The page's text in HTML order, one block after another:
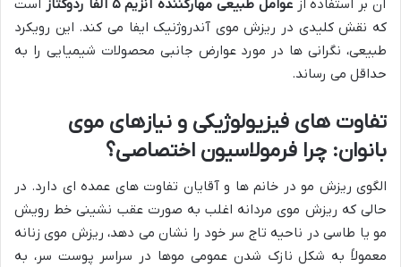
آن بر استفاده ازعوامل طبیعی مهارکننده آنزیم ۵ آلفا ردوکتاز
است
که نقش کلیدی در ریزش موی آندروژنیک ایفا می کند. این رویکرد
طبیعی، نگرانی ها در مورد عوارض جانبی محصولات شیمیایی را به
حداقل می رساند.
تفاوت های فیزیولوژیکی و نیازهای موی
بانوان: چرا فرمولاسیون اختصاصی؟
الگوی ریزش مو در خانم ها و آقایان تفاوت های عمده ای دارد. در
حالی که ریزش موی مردانه اغلب به صورت عقب نشینی خط رویش
مو یا طاسی در ناحیه تاج سر خود را نشان می دهد، ریزش موی زنانه
معمولاً به شکل نازک شدن عمومی موها در سراسر پوست سر، به